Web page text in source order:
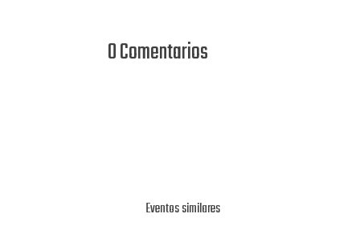
0 Comentarios
Eventos similares